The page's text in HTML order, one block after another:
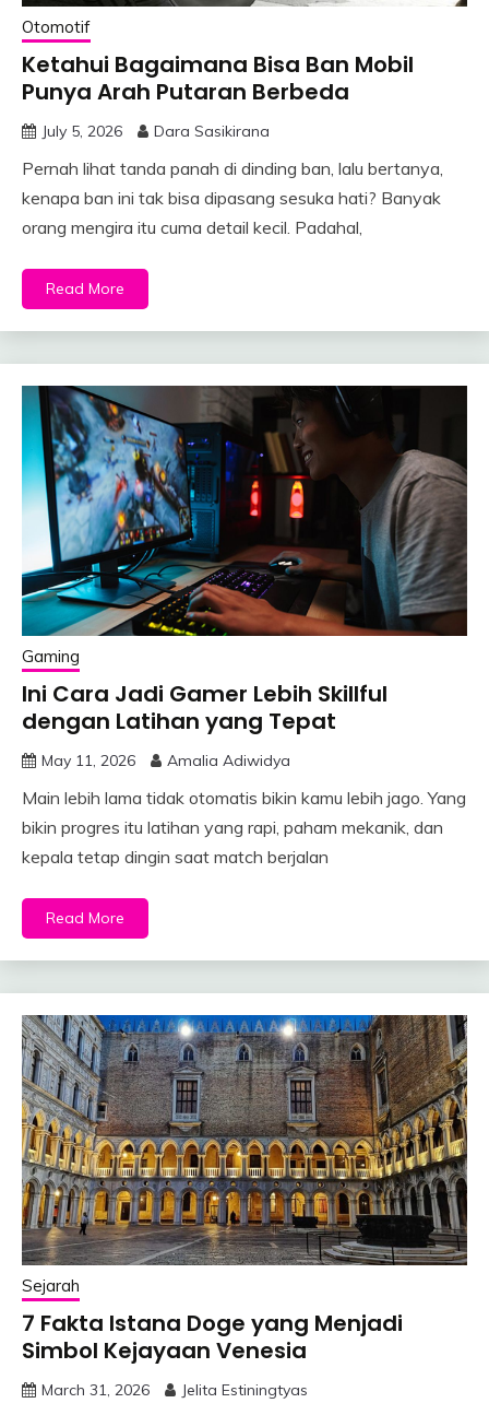
Otomotif
Ketahui Bagaimana Bisa Ban Mobil
Punya Arah Putaran Berbeda
July 5, 2026 Dara Sasikirana
Pernah lihat tanda panah di dinding ban, lalu bertanya,
kenapa ban ini tak bisa dipasang sesuka hati? Banyak
orang mengira itu cuma detail kecil. Padahal,
Read More
Gaming
Ini Cara Jadi Gamer Lebih Skillful
dengan Latihan yang Tepat
May 11, 2026 Amalia Adiwidya
Main lebih lama tidak otomatis bikin kamu lebih jago. Yang
bikin progres itu latihan yang rapi, paham mekanik, dan
kepala tetap dingin saat match berjalan
Read More
Sejarah
7 Fakta Istana Doge yang Menjadi
Simbol Kejayaan Venesia
March 31, 2026 Jelita Estiningtyas